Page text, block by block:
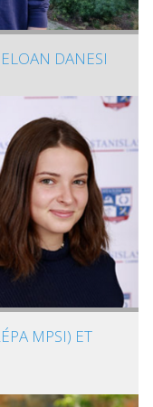
DANESI
MPSI) ET